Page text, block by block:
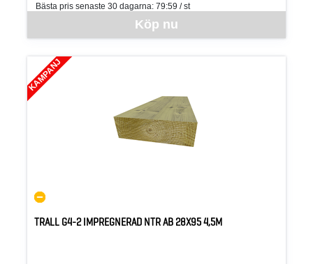
Köp nu
Bästa pris senaste 30 dagarna: 79:59 / st
KAMPANJ
TRALL G4-2 IMPREGNERAD NTR AB 28X95 4,5M